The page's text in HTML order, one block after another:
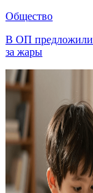
Общество
В ОП предложили
за жары